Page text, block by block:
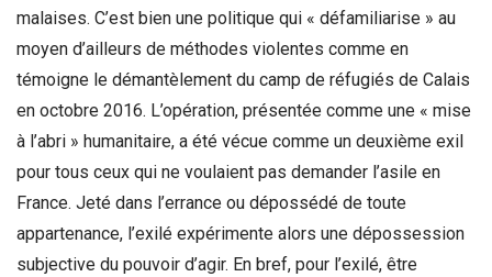
malaises. C’est bien une politique qui « défamiliarise » au
moyen d’ailleurs de méthodes violentes comme en
témoigne le démantèlement du camp de réfugiés de Calais
en octobre 2016. L’opération, présentée comme une « mise
à l’abri » humanitaire, a été vécue comme un deuxième exil
pour tous ceux qui ne voulaient pas demander l’asile en
France. Jeté dans l’errance ou dépossédé de toute
appartenance, l’exilé expérimente alors une dépossession
subjective du pouvoir d’agir. En bref, pour l’exilé, être